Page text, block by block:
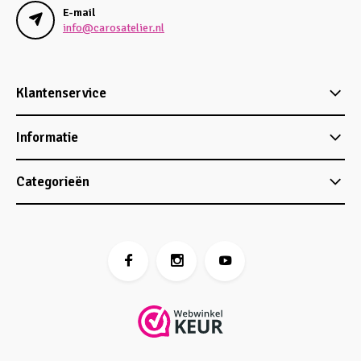
E-mail
info@carosatelier.nl
Klantenservice
Informatie
Categorieën